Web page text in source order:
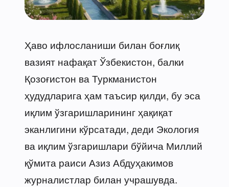
Ҳаво ифлосланиши билан боғлиқ
вазият нафақат Ўзбекистон, балки
Қозоғистон ва Туркманистон
ҳудудларига ҳам таъсир қилди, бу эса
иқлим ўзгаришларининг ҳақиқат
эканлигини кўрсатади, деди Экология
ва иқлим ўзгаришлари бўйича Миллий
қўмита раиси Азиз Абдуҳакимов
журналистлар билан учрашувда.